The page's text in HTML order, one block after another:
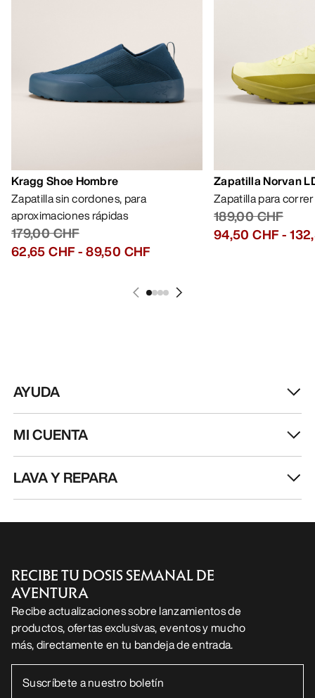
Kragg Shoe Hombre
Zapatilla sin cordones, para
aproximaciones rápidas
179,00 CHF
62,65 CHF-89,50 CHF
Zapatilla Norvan
Zapatilla para
189,00 CHF
94,50 CHF-
AYUDA
MI CUENTA
LAVA Y REPARA
RECIBE TU DOSIS SEMANAL DE
AVENTURA
Recibe actualizaciones sobre lanzamientos de
productos, ofertas exclusivas, eventos y mucho
más, directamente en tu bandeja de entrada.